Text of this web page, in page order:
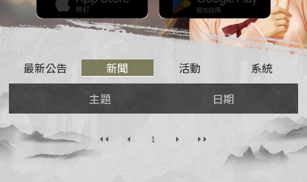
最新公告 新聞 活動
系統
主題
日期
1